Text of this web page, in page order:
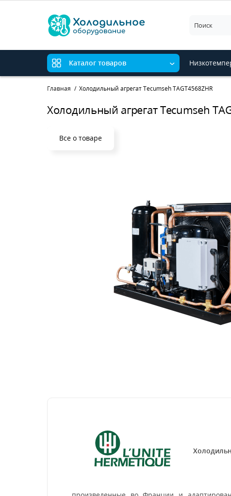
Каталог товаров
Главная Холодильный агрегат Tecumseh TAGT4568ZHR
Холодильный агрегат Tecumseh
Все о товаре